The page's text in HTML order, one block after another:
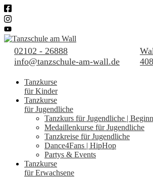
02102 - 26888
info@tanzschule-am-wall.de
Tanzkurse
für Kinder
Tanzkurse
für Jugendliche
Tanzkurs für Jugendliche |
Medaillenkurse für Jugendliche
Tanzkreise für Jugendliche
Dance4Fans | HipHop
Partys & Events
Tanzkurse
für Erwachsene